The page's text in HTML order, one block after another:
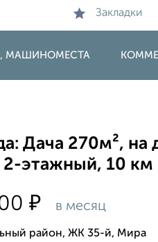
Закладки
МАШИНОМЕСТА
Дача 270м², на
2-этажный, 10 км
₽ в месяц
район, ЖК 35-й, Мира